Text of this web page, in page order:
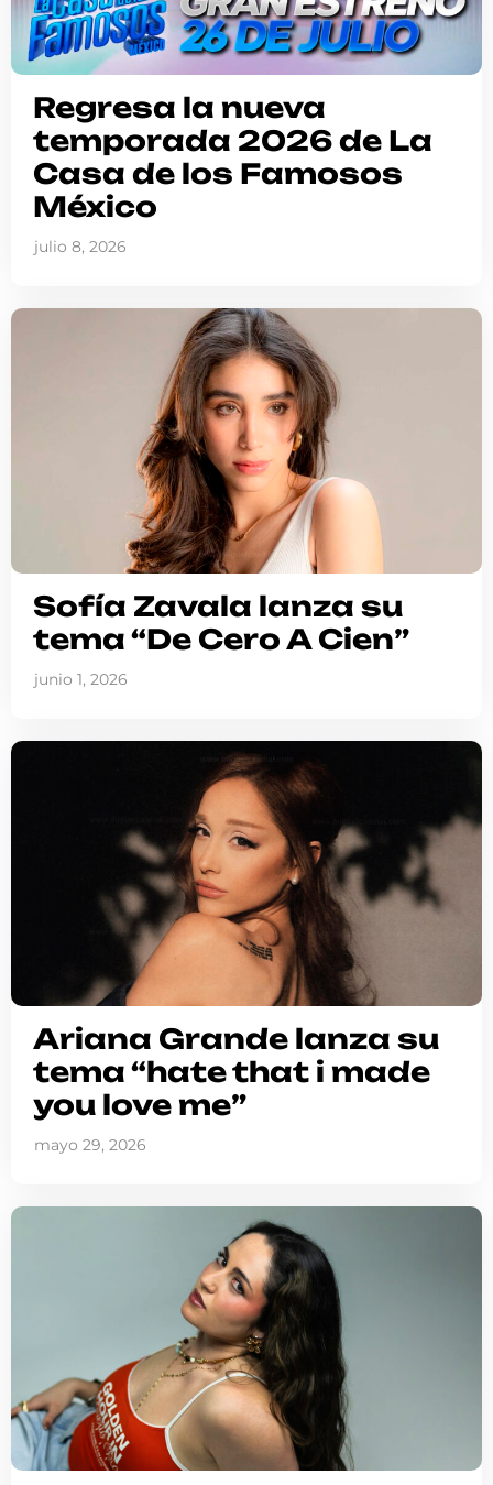
Regresa la nueva
temporada 2026 de La
Casa de los Famosos
México
julio 8, 2026
Sofía Zavala lanza su
tema “De Cero A Cien”
junio 1, 2026
Ariana Grande lanza su
tema “hate that i made
you love me”
mayo 29, 2026